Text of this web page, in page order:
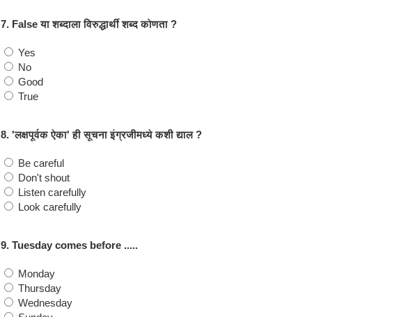
7. False या शब्दाला विरुद्धार्थी शब्द कोणता ?
Yes
No
Good
True
8. 'लक्षपूर्वक ऐका' ही सूचना इंग्रजीमध्ये कशी द्याल ?
Be careful
Don't shout
Listen carefully
Look carefully
9. Tuesday comes before .....
Monday
Thursday
Wednesday